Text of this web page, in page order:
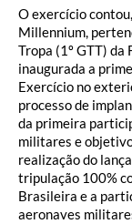
O exercício
Millennium,
Tropa (1º GTT) da
inaugurada a
Exercício no
processo de
da primeira
militares e
realização do
tripulação 100%
Brasileira e a
aeronaves